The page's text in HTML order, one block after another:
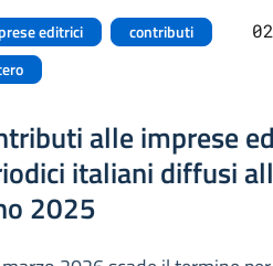
editrici
contributi
alle imprese
italiani diffusi
2025